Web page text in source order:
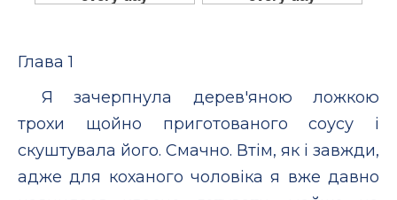
Глава 1
Я зачерпнула дерев'яною ложкою
трохи щойно приготованого соусу і
скуштувала його. Смачно. Втім, як і завжди,
адже для коханого чоловіка я вже давно